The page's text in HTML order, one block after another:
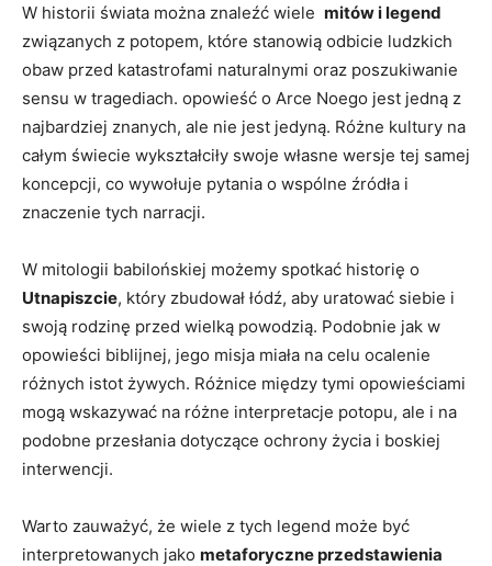
W historii świata można znaleźć wiele ‍ mitów i legend
związanych‌ z ​potopem, ‍które stanowią odbicie ludzkich
obaw przed katastrofami naturalnymi oraz poszukiwanie
sensu w tragediach. opowieść o ⁤Arce Noego jest ​jedną z
najbardziej⁢ znanych, ale ‍nie jest jedyną. ⁤Różne kultury na
całym świecie⁤ wykształciły swoje własne wersje tej samej
⁤koncepcji, co ‌wywołuje pytania o wspólne źródła i
znaczenie tych narracji.
W ‌mitologii babilońskiej możemy spotkać historię o
Utnapiszcie, który zbudował⁤ łódź, ⁤aby uratować siebie i
swoją ⁢rodzinę przed ⁣wielką ⁤powodzią. Podobnie ‍jak w
‌opowieści biblijnej, ⁤jego misja miała na⁢ celu ocalenie
różnych istot⁣ żywych. Różnice między ⁣tymi opowieściami​
mogą⁣ wskazywać⁢ na⁢ różne interpretacje potopu, ale i na
podobne przesłania dotyczące ochrony⁤ życia i boskiej​
interwencji.
Warto zauważyć, że wiele ⁢z tych legend może być
interpretowanych⁣ jako metaforyczne przedstawienia